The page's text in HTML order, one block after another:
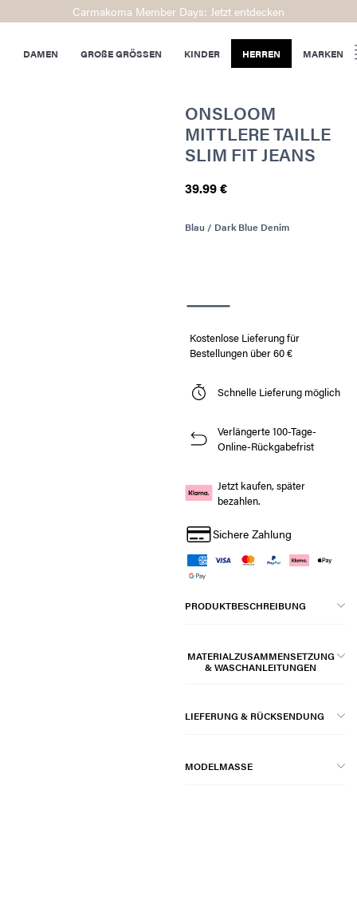
Carmakoma Member Days: Jetzt entdecken
DAMEN GROßE GRÖSSEN KINDER HERREN MARKEN
ONSLOOM
MITTLERE TAILLE
SLIM FIT JEANS
39.99 €
Blau / Dark Blue Denim
Kostenlose Lieferung für
Bestellungen über 60 €
Schnelle Lieferung möglich
Verlängerte 100-Tage-
Online-Rückgabefrist
Jetzt kaufen, später
bezahlen.
Sichere Zahlung
PRODUKTBESCHREIBUNG
MATERIALZUSAMMENSETZUNG
& WASCHANLEITUNGEN
LIEFERUNG & RÜCKSENDUNG
MODELMASSE